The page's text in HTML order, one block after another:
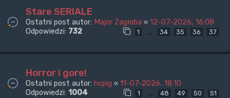
Stare SERIALE
Ostatni post autor: Major Zagłoba « 12-07-2026, 16:08
Odpowiedzi: 732 1 … 34 35 36 37
Horror i gore!
Ostatni post autor: hcpig « 11-07-2026, 18:10
Odpowiedzi: 1004 1 … 48 49 50 51